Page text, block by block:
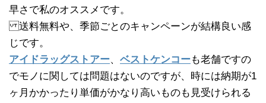
早さで私のオススメです。
送料無料や、季節ごとのキャンペーンが結構良い感
じです。
アイドラッグストアー、 ベストケンコーも老舗ですの
でモノに関しては問題はないのですが、時には納期が1
ヶ月かかったり単価がかなり高いものも見受けられる